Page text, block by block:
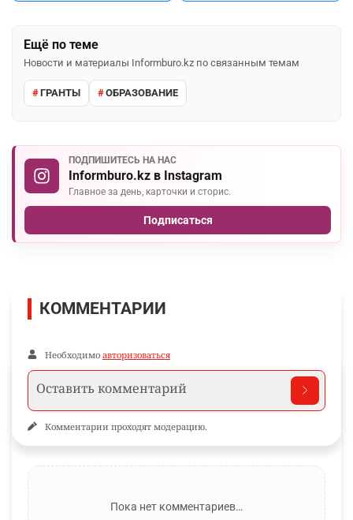
Ещё по теме
Новости и материалы Informburo.kz по связанным темам
ГРАНТЫ ОБРАЗОВАНИЕ
ПОДПИШИТЕСЬ НА НАС
Informburo.kz в Instagram
Главное за день, карточки и сторис.
Подписаться
КОММЕНТАРИИ
Необходимо авторизоваться
Комментарии проходят модерацию.
Пока нет комментариев…